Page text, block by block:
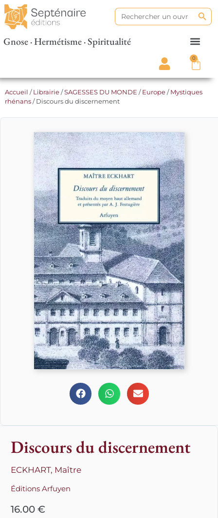
Search
for:
Gnose · Hermétisme · Spiritualité
0
Accueil /Librairie/SAGESSES DU MONDE /Europe/Mystiques
rhénans/ Discours du discernement
Discours du discernement
ECKHART, Maître
Éditions Arfuyen
16.00€